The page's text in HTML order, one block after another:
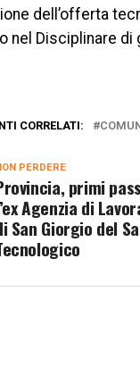
dell’offerta
nel Disciplinare di
CORRELATI:
PERDERE
primi
Agenzia di
San Giorgio del